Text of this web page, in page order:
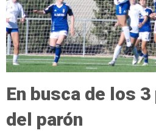
En busca de los
del parón